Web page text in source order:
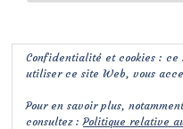
Confidentialité et cookies : ce
utiliser ce site Web, vous
Pour en savoir plus,
consultez :Politique relative